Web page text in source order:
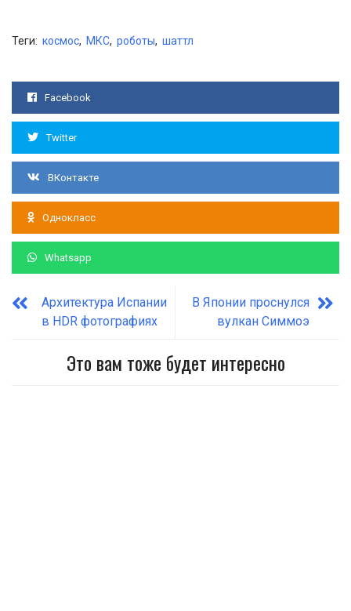
Теги: космос, МКС, роботы, шаттл
Facebook
Twitter
ВКонтакте
Однокласс
Whatsapp
Архитектура Испании
в HDR фотографиях
В Японии проснулся
вулкан Симмоэ
Это вам тоже будет интересно